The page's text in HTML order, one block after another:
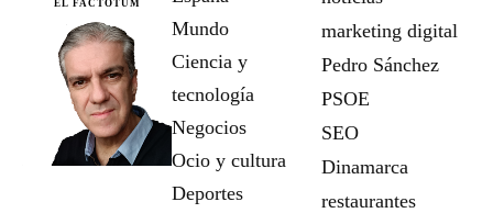
EL FACTOTUM
Mundo
Ciencia y
tecnología
Negocios
Ocio y cultura
Deportes
marketing digital
Pedro Sánchez
PSOE
SEO
Dinamarca
restaurantes